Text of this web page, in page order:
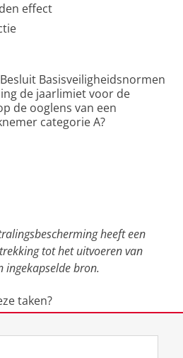
effect
Basisveiligheidsnormen
de jaarlimiet voor de
de ooglens van een
categorie A?
heeft een
tot het uitvoeren van
ingekapselde bron.
taken?
inwijden in de schriftelijke